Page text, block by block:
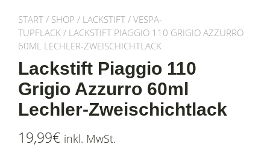
START / SHOP / LACKSTIFT / VESPA-
TUPFLACK / LACKSTIFT PIAGGIO 110 GRIGIO AZZURRO
60ML LECHLER-ZWEISCHICHTLACK
Lackstift Piaggio 110
Grigio Azzurro 60ml
Lechler-Zweischichtlack
19,99€ inkl. MwSt.